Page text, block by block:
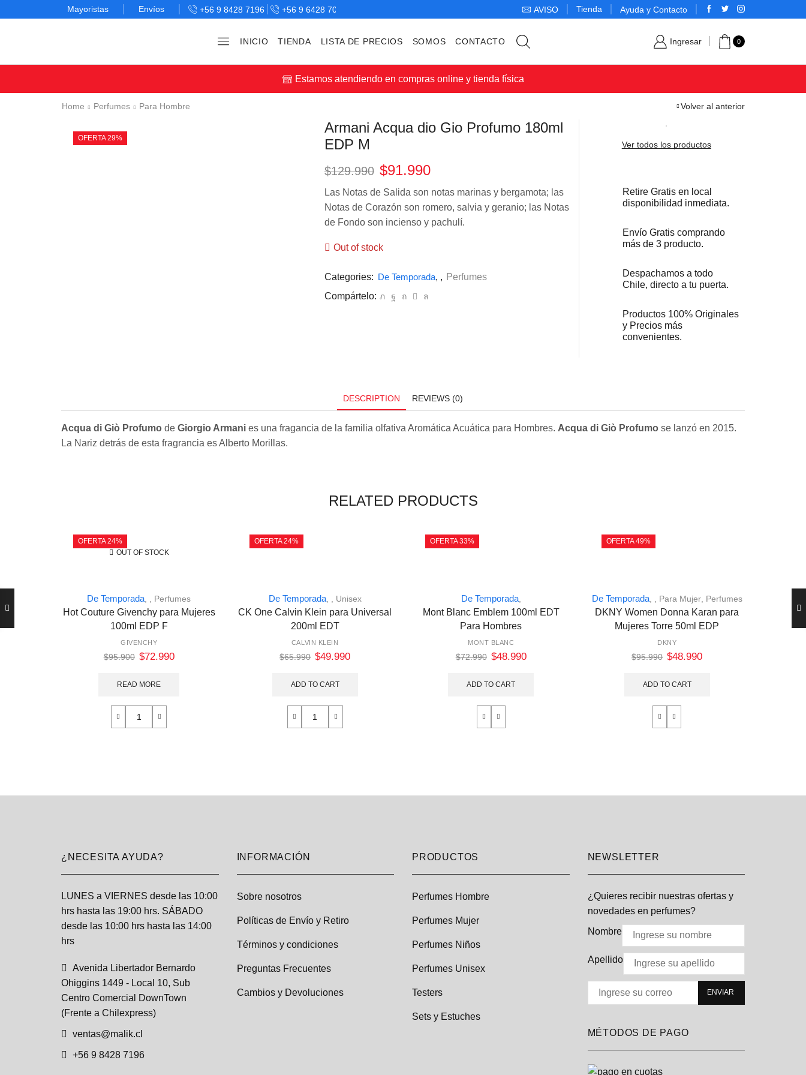
Mayoristas Envíos +56 9 8428 7196 +56 9 6428 7043 AVISO Tienda Ayuda y Contacto
INICIO TIENDA LISTA DE PRECIOS SOMOS CONTACTO Ingresar 0
Estamos atendiendo en compras online y tienda física
Home Perfumes Para Hombre Volver al anterior
OFERTA 29%
Armani Acqua dio Gio Profumo 180ml
EDP M
$129.990 $91.990
Las Notas de Salida son notas marinas y bergamota; las
Notas de Corazón son romero, salvia y geranio; las Notas
de Fondo son incienso y pachulí.
Out of stock
Categories: De Temporada, , Perfumes
Compártelo:
Ver todos los productos
Retire Gratis en local
disponibilidad inmediata.
Envío Gratis comprando
más de 3 producto.
Despachamos a todo
Chile, directo a tu puerta.
Productos 100% Originales
y Precios más
convenientes.
DESCRIPTION REVIEWS (0)
Acqua di Giò Profumo de Giorgio Armani es una fragancia de la familia olfativa Aromática Acuática para Hombres. Acqua di Giò Profumo se lanzó en 2015.
La Nariz detrás de esta fragrancia es Alberto Morillas.
RELATED PRODUCTS
OFERTA 24%
OUT OF STOCK
De Temporada Perfumes
Hot Couture Givenchy para Mujeres
100ml EDP F
GIVENCHY
$95.900 $72.990
READ MORE
OFERTA 24%
De Temporada, Unisex
CK One Calvin Klein para Universal
200ml EDT
CALVIN KLEIN
$65.990 $49.990
ADD TO CART
OFERTA 33%
De Temporada,
Mont Blanc Emblem 100ml EDT
Para Hombres
MONT BLANC
$72.990 $48.990
ADD TO CART
OFERTA 49%
De Temporada, Para Mujer, Perfumes
DKNY Women Donna Karan para
Mujeres Torre 50ml EDP
DKNY
$95.990 $48.990
ADD TO CART
¿NECESITA AYUDA?
LUNES a VIERNES desde las 10:00
hrs hasta las 19:00 hrs. SÁBADO
desde las 10:00 hrs hasta las 14:00
hrs
Avenida Libertador Bernardo
Ohiggins 1449 - Local 10, Sub
Centro Comercial DownTown
(Frente a Chilexpress)
ventas@malik.cl
+56 9 8428 7196
INFORMACIÓN
Sobre nosotros
Políticas de Envío y Retiro
Términos y condiciones
Preguntas Frecuentes
Cambios y Devoluciones
PRODUCTOS
Perfumes Hombre
Perfumes Mujer
Perfumes Niños
Perfumes Unisex
Testers
Sets y Estuches
NEWSLETTER
¿Quieres recibir nuestras ofertas y
novedades en perfumes?
Nombre
Apellido
MÉTODOS DE PAGO